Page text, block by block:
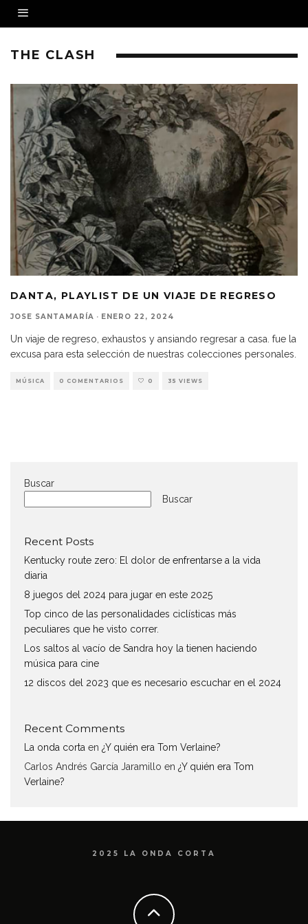
THE CLASH
DANTA, PLAYLIST DE UN VIAJE DE REGRESO
JOSE SANTAMARÍA · ENERO 22, 2024
Un viaje de regreso, exhaustos y ansiando regresar a casa. fue la
excusa para esta selección de nuestras colecciones personales.
MÚSICA 0 COMENTARIOS 0 35 VIEWS
Buscar
Buscar
Recent Posts
Kentucky route zero: El dolor de enfrentarse a la vida
diaria
8 juegos del 2024 para jugar en este 2025
Top cinco de las personalidades ciclísticas más
peculiares que he visto correr.
Los saltos al vacío de Sandra hoy la tienen haciendo
música para cine
12 discos del 2023 que es necesario escuchar en el 2024
Recent Comments
La onda corta en ¿Y quién era Tom Verlaine?
Carlos Andrés García Jaramillo en ¿Y quién era Tom
Verlaine?
2025 LA ONDA CORTA